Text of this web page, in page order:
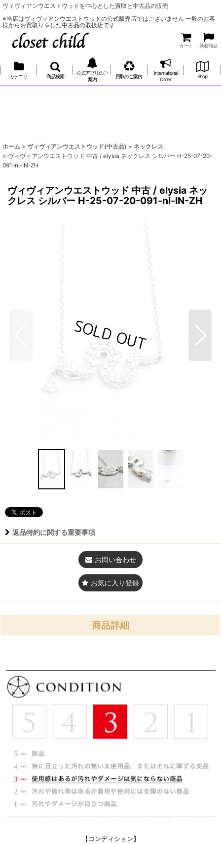
ヴィヴィアンウエストウッドを中心とした買取と中古品の販売
※当店はヴィヴィアンウエストウッドの公式販売店ではございません 一般のお客
様からお買取りをした中古品の取扱店です
カート 新着商品
カテゴリ 商品検索
公式アプリのご
案内
買取のご案内
International
Order
Shop
ホーム > ヴィヴィアンウエストウッド(中古品) > ネックレス
> ヴィヴィアンウエストウッド 中古 / elysia ネックレス シルバー H-25-07-20-
091-nl-IN-ZH
ヴィヴィアンウエストウッド 中古 / elysia ネッ
クレス シルバー H-25-07-20-091-nl-IN-ZH
返品特約に関する重要事項
お問い合わせ
お気に入り登録
商品詳細
【コンディション】